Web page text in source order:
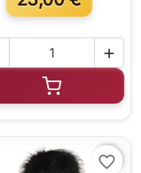

Aggiungi al
favorite_border